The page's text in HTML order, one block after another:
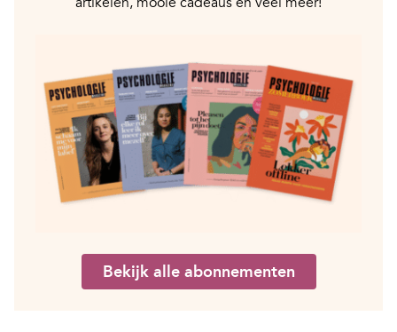
Bekijk alle abonnementen